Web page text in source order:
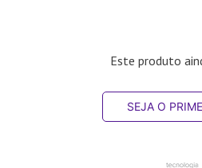
Este produto
SEJA O